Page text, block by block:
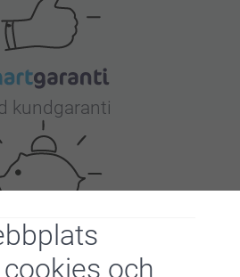
och
kundgaranti
alla dina köp